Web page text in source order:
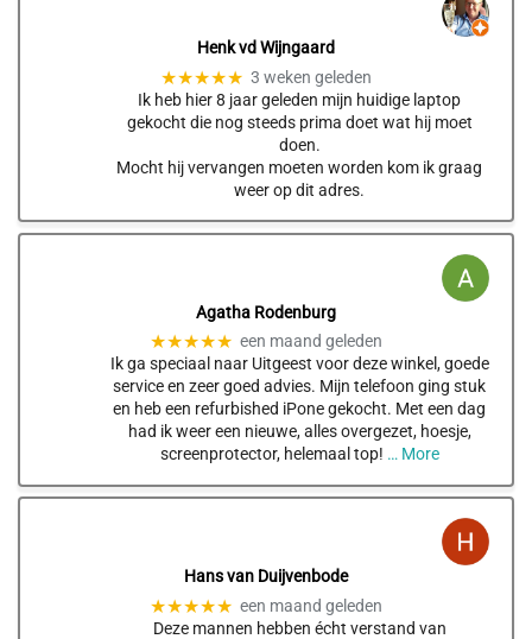
Henk vd Wijngaard
★★★★★ 3 weken geleden
Ik heb hier 8 jaar geleden mijn huidige laptop
gekocht die nog steeds prima doet wat hij moet
doen.
Mocht hij vervangen moeten worden kom ik graag
weer op dit adres.
Agatha Rodenburg
★★★★★ een maand geleden
Ik ga speciaal naar Uitgeest voor deze winkel, goede
service en zeer goed advies. Mijn telefoon ging stuk
en heb een refurbished iPone gekocht. Met een dag
had ik weer een nieuwe, alles overgezet, hoesje,
screenprotector, helemaal top! … More
Hans van Duijvenbode
★★★★★ een maand geleden
Deze mannen hebben écht verstand van